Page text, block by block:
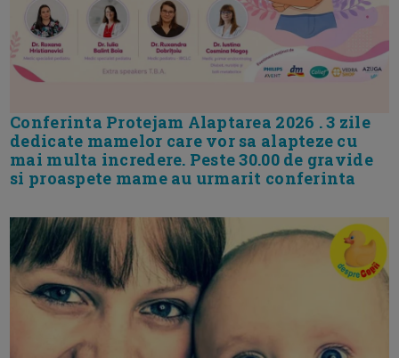
Conferinta Protejam Alaptarea 2026 . 3 zile
dedicate mamelor care vor sa alapteze cu
mai multa incredere. Peste 30.00 de gravide
si proaspete mame au urmarit conferinta